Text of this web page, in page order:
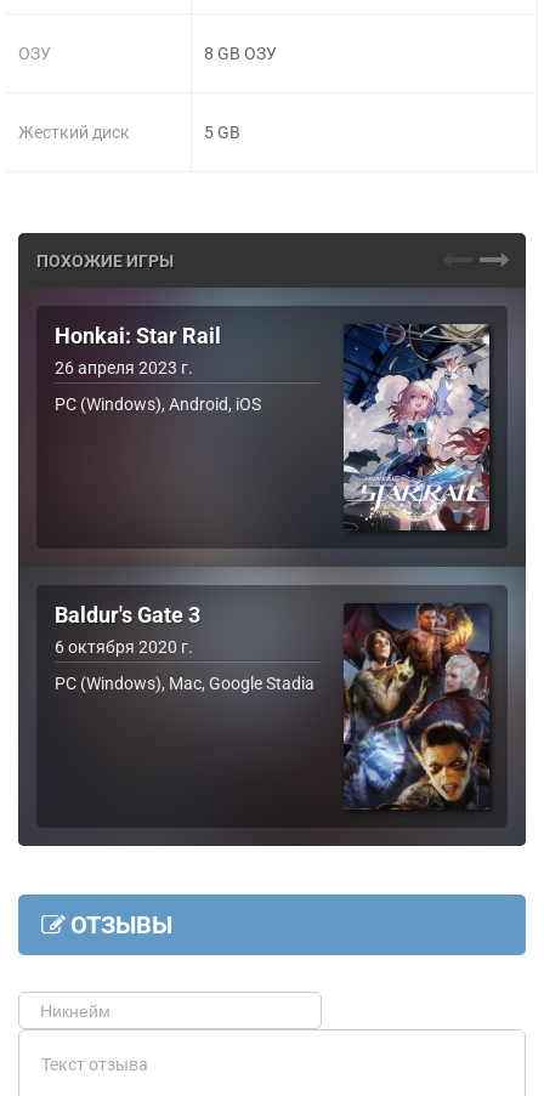
ОЗУ
Жесткий диск
8 GB ОЗУ
5 GB
ПОХОЖИЕ ИГРЫ
Honkai: Star Rail
26 апреля 2023 г.
PC (Windows), Android, iOS
Baldur's Gate 3
6 октября 2020 г.
PC (Windows), Mac, Google Stadia
ОТЗЫВЫ